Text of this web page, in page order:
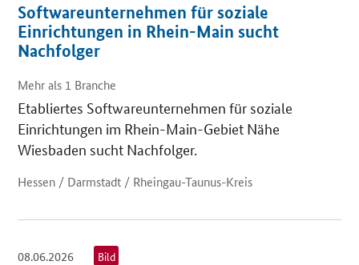
Softwareunternehmen für soziale
Einrichtungen in Rhein-Main sucht
Nachfolger
Mehr als 1 Branche
Etabliertes Softwareunternehmen für soziale
Einrichtungen im Rhein-Main-Gebiet Nähe
Wiesbaden sucht Nachfolger.
Hessen / Darmstadt / Rheingau-Taunus-Kreis
08.06.2026 Bild